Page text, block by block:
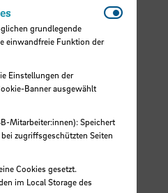
HSB
grundlegende
einwandfreie Funktion der
Einstellungen der
Banner ausgewählt
Mitarbeiter:innen): Speichert
zugriffsgeschützten Seiten
Cookies gesetzt.
im Local Storage des